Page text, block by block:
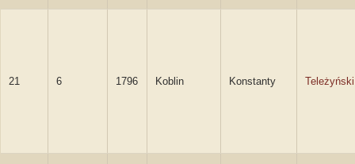
21 6 1796 Koblin Konstanty Teleżyński